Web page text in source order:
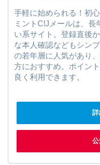
手軽に始められる！初
ミントC!Jメールは、
い系サイト。登録直後
な本人確認などもシン
の若年層に人気があり
方におすすめ。ポイン
良く利用できます。